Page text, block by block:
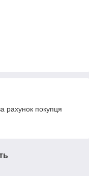
рахунок покупця